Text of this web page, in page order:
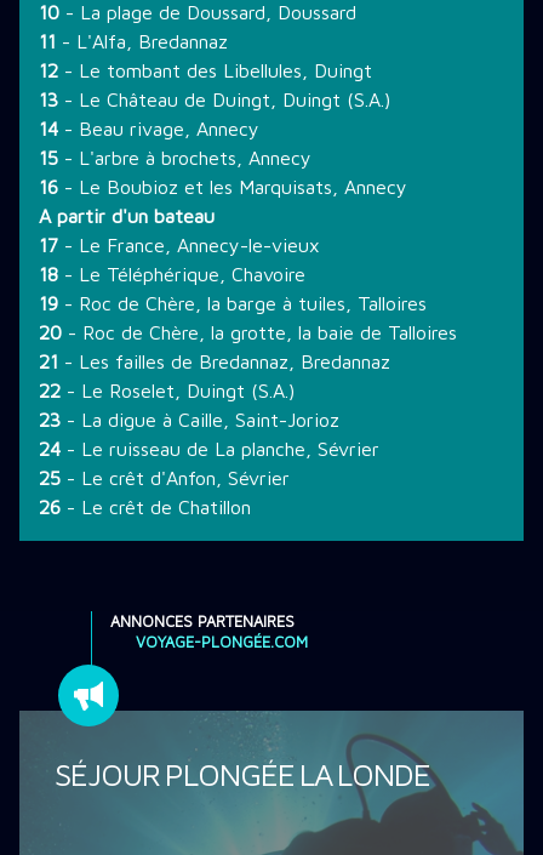
10 - La plage de Doussard, Doussard
11 - L'Alfa, Bredannaz
12 - Le tombant des Libellules, Duingt
13 - Le Château de Duingt, Duingt (S.A.)
14 - Beau rivage, Annecy
15 - L'arbre à brochets, Annecy
16 - Le Boubioz et les Marquisats, Annecy
A partir d'un bateau
17 - Le France, Annecy-le-vieux
18 - Le Téléphérique, Chavoire
19 - Roc de Chère, la barge à tuiles, Talloires
20 - Roc de Chère, la grotte, la baie de Talloires
21 - Les failles de Bredannaz, Bredannaz
22 - Le Roselet, Duingt (S.A.)
23 - La digue à Caille, Saint-Jorioz
24 - Le ruisseau de La planche, Sévrier
25 - Le crêt d'Anfon, Sévrier
26 - Le crêt de Chatillon
ANNONCES PARTENAIRES
VOYAGE-PLONGÉE.COM
SÉJOUR PLONGÉE LA LONDE